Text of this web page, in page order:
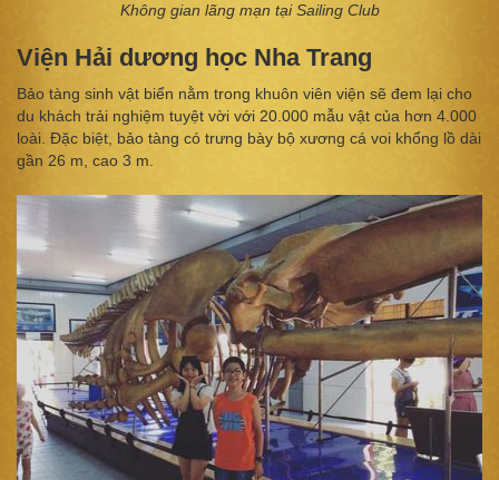
Không gian lãng mạn tại Sailing Club
Viện Hải dương học Nha Trang
Bảo tàng sinh vật biển nằm trong khuôn viên viện sẽ đem lại cho
du khách trải nghiệm tuyệt vời với 20.000 mẫu vật của hơn 4.000
loài. Đặc biệt, bảo tàng có trưng bày bộ xương cá voi khổng lồ dài
gần 26 m, cao 3 m.